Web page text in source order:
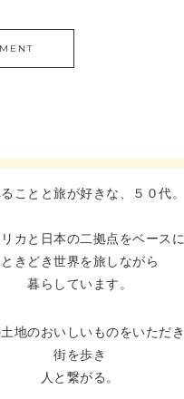
ことと旅が好きな、５０代。
カと日本の二拠点をベースに
ときどき世界を旅しながら
暮らしています。
地のおいしいものをいただき
街を歩き
人と繋がる。